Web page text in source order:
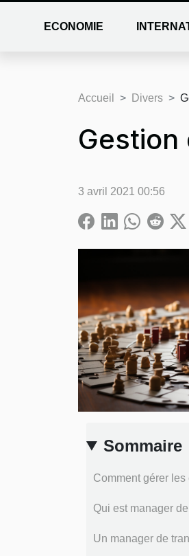
ECONOMIE
Accueil Divers
3 avril 2021 00:56
Sommaire
Comment gérer les
Qui est manager
Un manager de